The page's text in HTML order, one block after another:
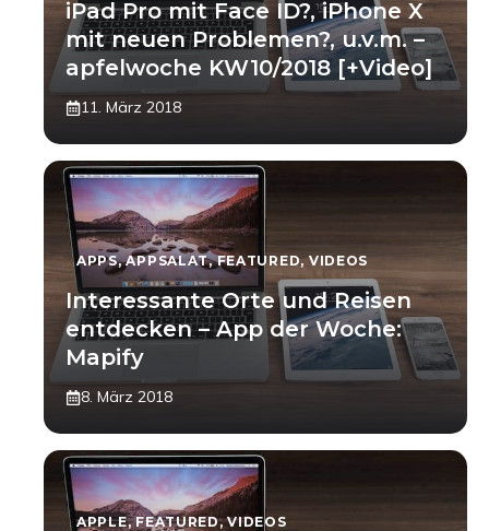
iPad Pro mit Face ID?, iPhone X
mit neuen Problemen?, u.v.m. –
apfelwoche KW10/2018 [+Video]
11. März 2018
APPS,APPSALAT,FEATURED,VIDEOS
Interessante Orte und Reisen
entdecken – App der Woche:
Mapify
8. März 2018
APPLE,FEATURED,VIDEOS